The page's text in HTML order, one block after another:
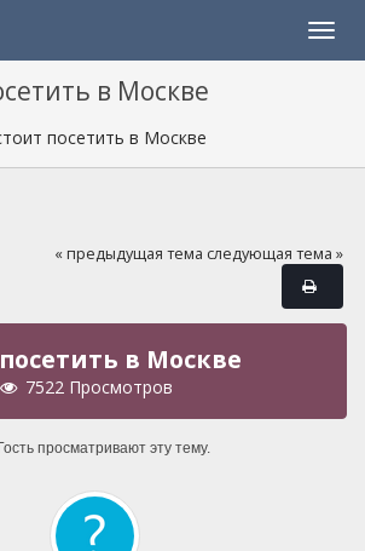
в Москве
посетить в Москве
« предыдущая тема следующая тема »
в Москве
7522 Просмотров
просматривают эту тему.